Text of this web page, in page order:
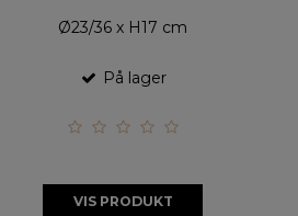
Ø23/36 x H17 cm
På lager
VIS PRODUKT